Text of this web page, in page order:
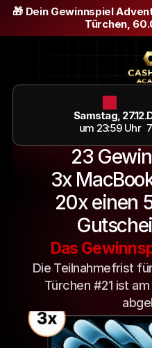
🎁 Dein Gewinnspiel
Türchen,
Samstag, 27.12.
um 23:59 Uhr
23
3x
20x einen
Das
Die Teilnahmefrist
Türchen #21 ist am